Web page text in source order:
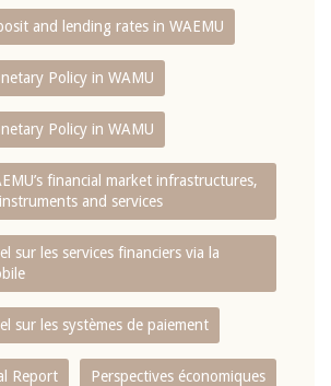
and lending rates in WAEMU
Policy in WAMU
Policy in WAMU
financial market infrastructures,
and services
sur les services financiers via la
sur les systèmes de paiement
Report Perspectives économiques